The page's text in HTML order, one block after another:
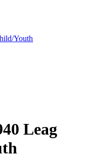
Youth
Leag